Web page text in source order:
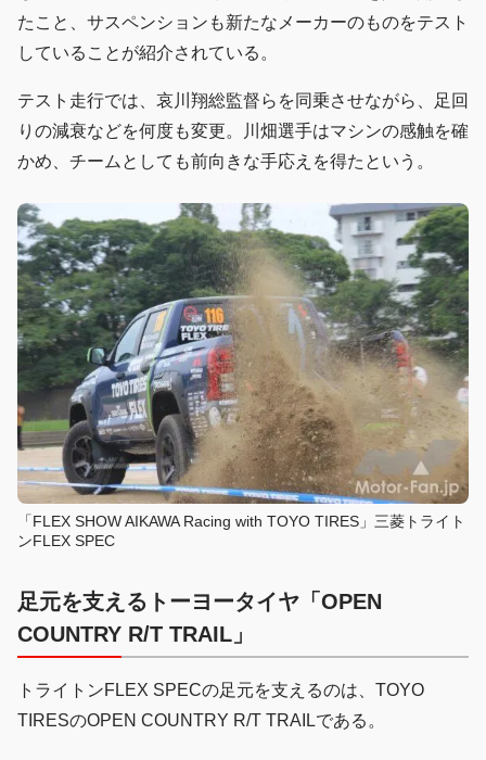
たこと、サスペンションも新たなメーカーのものをテスト
していることが紹介されている。
テスト走行では、哀川翔総監督らを同乗させながら、足回
りの減衰などを何度も変更。川畑選手はマシンの感触を確
かめ、チームとしても前向きな手応えを得たという。
「FLEX SHOW AIKAWA Racing with TOYO TIRES」三菱トライト
ンFLEX SPEC
足元を支えるトーヨータイヤ「OPEN
COUNTRY R/T TRAIL」
トライトンFLEX SPECの足元を支えるのは、TOYO
TIRESのOPEN COUNTRY R/T TRAILである。